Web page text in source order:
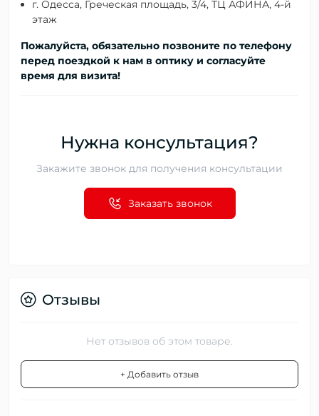
г. Одесса, Греческая площадь, 3/4, ТЦ АФИНА, 4-й
этаж
Пожалуйста, обязательно позвоните по телефону
перед поездкой к нам в оптику и согласуйте
время для визита!
Нужна консультация?
Закажите звонок для получения консультации
Заказать звонок
Отзывы
Нет отзывов об этом товаре.
+ Добавить отзыв